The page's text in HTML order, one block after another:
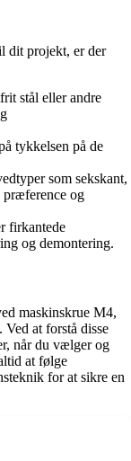
dit projekt, er der
stål eller andre
tykkelsen på de
som sekskant,
præference og
firkantede
og demontering.
maskinskrue M4,
Ved at forstå disse
når du vælger og
at følge
for at sikre en